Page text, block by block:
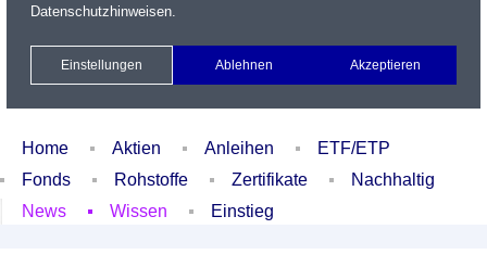
Xetra Realtime
Watchlist Portfolio Login
Home Aktien Anleihen
ETF/ETP
Fonds
Rohstoffe Zertifikate
Nachhaltig
News
Wissen Einstieg
Datenschutzhinweisen.
Einstellungen Ablehnen Akzeptieren